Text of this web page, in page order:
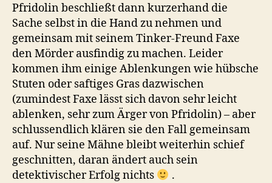
Pfridolin beschließt dann kurzerhand die
Sache selbst in die Hand zu nehmen und
gemeinsam mit seinem Tinker-Freund Faxe
den Mörder ausfindig zu machen. Leider
kommen ihm einige Ablenkungen wie hübsche
Stuten oder saftiges Gras dazwischen
(zumindest Faxe lässt sich davon sehr leicht
ablenken, sehr zum Ärger von Pfridolin) – aber
schlussendlich klären sie den Fall gemeinsam
auf. Nur seine Mähne bleibt weiterhin schief
geschnitten, daran ändert auch sein
detektivischer Erfolg nichts
.